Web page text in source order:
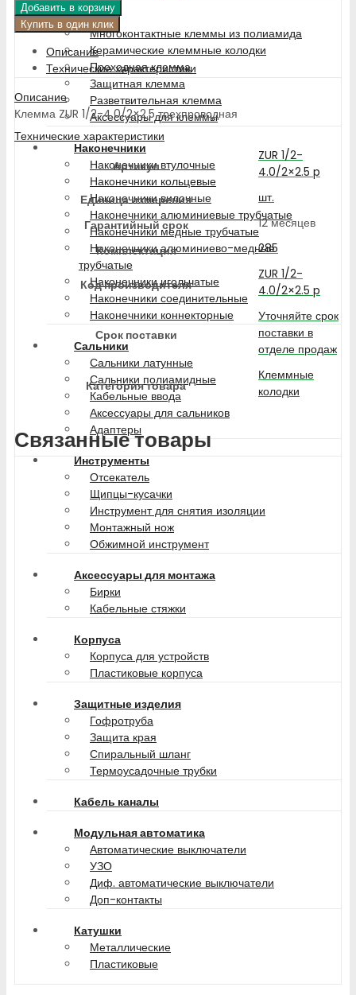
Клемма
Многоконтактные клеммы из полиамида
Керамические клеммные колодки
Проходная клемма
Защитная клемма
Разветвительная клемма
Аксессуары для клеммы
Наконечники
Наконечники втулочные
Наконечники кольцевые
Наконечники вилочные
Наконечники алюминиевые трубчатые
Наконечники медные трубчатые
Наконечники алюминиево-медные
трубчатые
Наконечники игольчатые
Наконечники соединительные
Наконечники коннекторные
Сальники
Сальники латунные
Сальники полиамидные
Кабельные ввода
Аксессуары для сальников
Адаптеры
Инструменты
Отсекатель
Щипцы-кусачки
Инструмент для снятия изоляции
Монтажный нож
Обжимной инструмент
Аксессуары для монтажа
Бирки
Кабельные стяжки
Корпуса
Корпуса для устройств
Пластиковые корпуса
Защитные изделия
Гофротруба
Защита края
Спиральный шланг
Термоусадочные трубки
Кабель каналы
Модульная автоматика
Автоматические выключатели
УЗО
Диф. автоматические выключатели
Доп-контакты
Катушки
Металлические
Пластиковые
Добавить в корзину
Купить в один клик
Описание
Технические характеристики
Описание
Клемма ZUR 1/2-4.0/2×2.5 трехпроводная
Технические характеристики
Артикул
ZUR 1/2-
4.0/2×2.5 p
Единица измерения
шт.
Гарантийный срок
12 месяцев
Комплектация
285
Код производителя
ZUR 1/2-
4.0/2×2.5 p
Срок поставки
Уточняйте срок
поставки в
отделе продаж
Категория товара
Клеммные
колодки
Связанные товары